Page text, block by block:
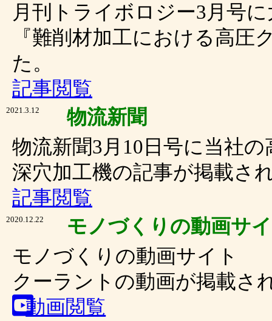
月刊トライボロジー3月号
『難削材加工における高圧
た。
記事閲覧
2021.3.12
物流新聞
物流新聞3月10日号に当社
深穴加工機の記事が掲載さ
記事閲覧
2020.12.22
モノづくりの動画サ
モノづくりの動画サイト
クーラントの動画が掲載さ
動画閲覧